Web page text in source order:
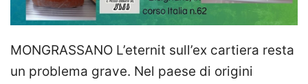
MONGRASSANO L’eternit sull’ex cartiera resta
un problema grave. Nel paese di origini